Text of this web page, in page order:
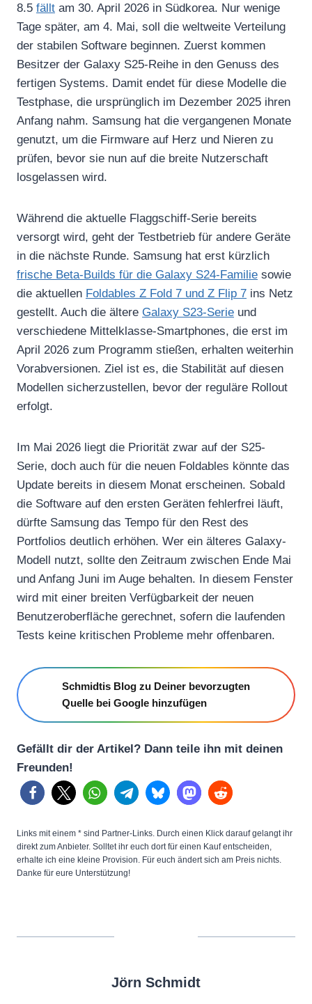
8.5 fällt am 30. April 2026 in Südkorea. Nur wenige
Tage später, am 4. Mai, soll die weltweite Verteilung
der stabilen Software beginnen. Zuerst kommen
Besitzer der Galaxy S25-Reihe in den Genuss des
fertigen Systems. Damit endet für diese Modelle die
Testphase, die ursprünglich im Dezember 2025 ihren
Anfang nahm. Samsung hat die vergangenen Monate
genutzt, um die Firmware auf Herz und Nieren zu
prüfen, bevor sie nun auf die breite Nutzerschaft
losgelassen wird.
Während die aktuelle Flaggschiff-Serie bereits
versorgt wird, geht der Testbetrieb für andere Geräte
in die nächste Runde. Samsung hat erst kürzlich
frische Beta-Builds für die Galaxy S24-Familie sowie
die aktuellen Foldables Z Fold 7 und Z Flip 7 ins Netz
gestellt. Auch die ältere Galaxy S23-Serie und
verschiedene Mittelklasse-Smartphones, die erst im
April 2026 zum Programm stießen, erhalten weiterhin
Vorabversionen. Ziel ist es, die Stabilität auf diesen
Modellen sicherzustellen, bevor der reguläre Rollout
erfolgt.
Im Mai 2026 liegt die Priorität zwar auf der S25-
Serie, doch auch für die neuen Foldables könnte das
Update bereits in diesem Monat erscheinen. Sobald
die Software auf den ersten Geräten fehlerfrei läuft,
dürfte Samsung das Tempo für den Rest des
Portfolios deutlich erhöhen. Wer ein älteres Galaxy-
Modell nutzt, sollte den Zeitraum zwischen Ende Mai
und Anfang Juni im Auge behalten. In diesem Fenster
wird mit einer breiten Verfügbarkeit der neuen
Benutzeroberfläche gerechnet, sofern die laufenden
Tests keine kritischen Probleme mehr offenbaren.
Schmidtis Blog zu Deiner bevorzugten
Quelle bei Google hinzufügen
Gefällt dir der Artikel? Dann teile ihn mit deinen
Freunden!
Links mit einem * sind Partner-Links. Durch einen Klick darauf gelangt ihr
direkt zum Anbieter. Solltet ihr euch dort für einen Kauf entscheiden,
erhalte ich eine kleine Provision. Für euch ändert sich am Preis nichts.
Danke für eure Unterstützung!
Jörn Schmidt